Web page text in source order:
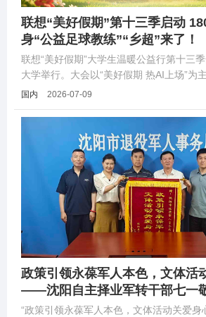
联想“美好假期”第十三季启动
身“公益足球教练”“乡超”来了！
联想“美好假期”大学生温暖公益行第十三
大学举行。大会以“美好假期 热AI上场”为
想集团相关领导及400余名师生代表共同出
国内 2026-07-09
政策引领永葆军人本色，文体活
——沈阳自主择业军转干部七一
能部门厚爱
“政策引领永葆军人本色，文体活动关爱身